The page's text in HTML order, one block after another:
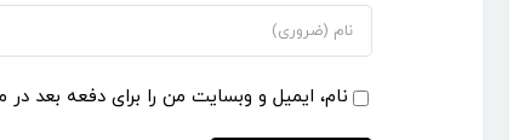
نام، ایمیل و وبسایت من را برای دفعه بعد در